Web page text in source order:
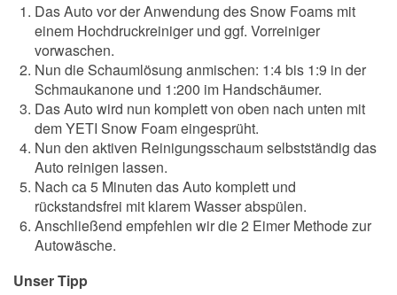
Das Auto vor der Anwendung des Snow Foams mit
einem Hochdruckreiniger und ggf. Vorreiniger
vorwaschen.
Nun die Schaumlösung anmischen: 1:4 bis 1:9 in der
Schmaukanone und 1:200 im Handschäumer.
Das Auto wird nun komplett von oben nach unten mit
dem YETI Snow Foam eingesprüht.
Nun den aktiven Reinigungsschaum selbstständig das
Auto reinigen lassen.
Nach ca 5 Minuten das Auto komplett und
rückstandsfrei mit klarem Wasser abspülen.
Anschließend empfehlen wir die 2 Eimer Methode zur
Autowäsche.
Unser Tipp